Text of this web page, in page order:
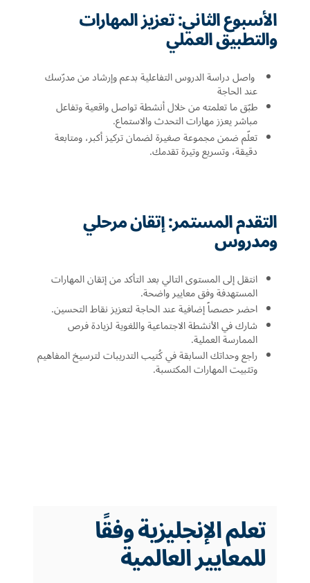
الأسبوع الثاني: تعزيز المهارات
والتطبيق العملي
واصل دراسة الدروس التفاعلية بدعم وإرشاد من مدرّسك
عند الحاجة
طبّق ما تعلمته من خلال أنشطة تواصل واقعية وتفاعل
مباشر يعزز مهارات التحدث والاستماع.
تعلّم ضمن مجموعة صغيرة لضمان تركيز أكبر، ومتابعة
دقيقة، وتسريع وتيرة تقدمك.
التقدم المستمر: إتقان مرحلي
ومدروس
انتقل إلى المستوى التالي بعد التأكد من إتقان المهارات
المستهدفة وفق معايير واضحة.
احضر حصصاً إضافية عند الحاجة لتعزيز نقاط التحسين.
شارك في الأنشطة الاجتماعية واللغوية لزيادة فرص
الممارسة العملية.
راجع وحداتك السابقة في كُتيب التدريبات لترسيخ المفاهيم
وتثبيت المهارات المكتسبة.
تعلم الإنجليزية وفقًا
للمعايير العالمية